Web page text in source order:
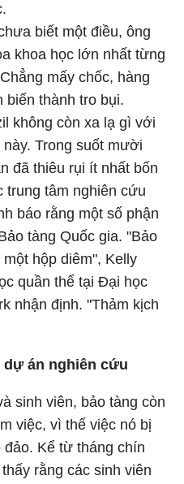
biết một điều, ông
khoa học lớn nhất từng
mấy chốc, hàng
biến thành tro bụi.
không còn xa lạ gì với
Trong suốt mười
đã thiêu rụi ít nhất bốn
trung tâm nghiên cứu
báo rằng một số phận
tàng Quốc gia. "Bảo
hộp diêm", Kelly
quần thể tại Đại học
nhận định. "Thảm kịch
án nghiên cứu
sinh viên, bảo tàng còn
việc, vì thế việc nó bị
Kể từ tháng chín
rằng các sinh viên